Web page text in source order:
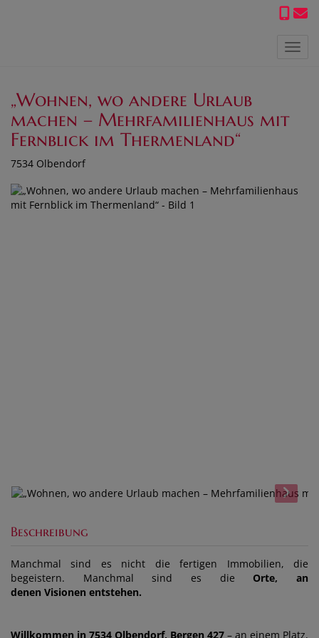
„Wohnen, wo andere Urlaub
machen – Mehrfamilienhaus mit
Fernblick im Thermenland“
7534 Olbendorf
Beschreibung
Manchmal sind es nicht die fertigen Immobilien, die
begeistern. Manchmal sind es die Orte, an
denen Visionen entstehen.
Willkommen in 7534 Olbendorf, Bergen 427 – an einem Platz,